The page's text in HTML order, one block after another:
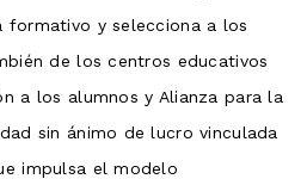
formativo y selecciona a los
de los centros educativos
a los alumnos y Alianza para la
sin ánimo de lucro vinculada
impulsa el modelo